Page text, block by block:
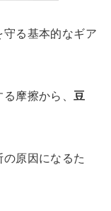
守る基本的なギア
る摩擦から、豆
原因になるた